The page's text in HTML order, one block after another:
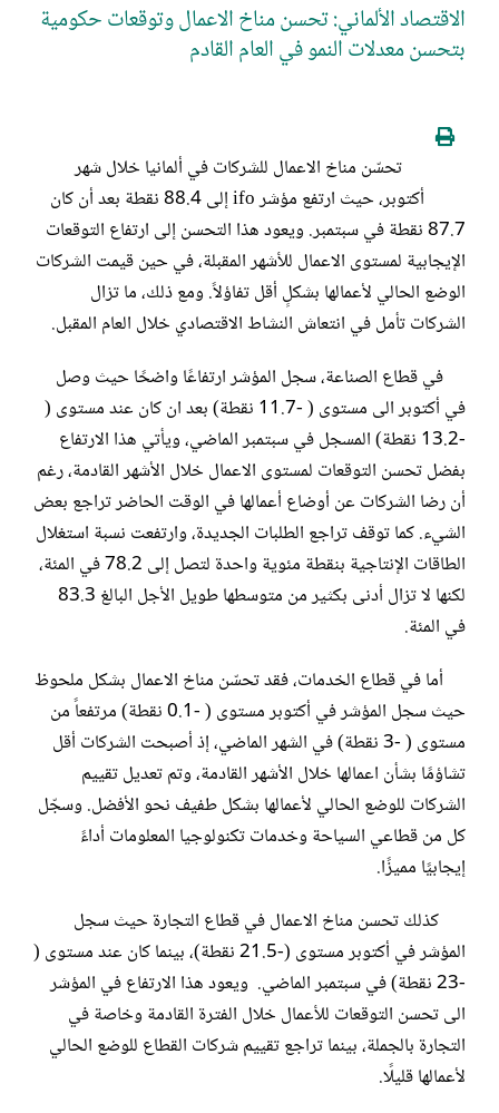
الاقتصاد الألماني: تحسن مناخ الاعمال وتوقعات حكومية
بتحسن معدلات النمو في العام القادم
تحسّن مناخ الاعمال للشركات في ألمانيا خلال شهر
أكتوبر، حيث ارتفع مؤشر ifo إلى 88.4 نقطة بعد أن كان
87.7 نقطة في سبتمبر. ويعود هذا التحسن إلى ارتفاع التوقعات
الإيجابية لمستوى الاعمال للأشهر المقبلة، في حين قيمت الشركات
الوضع الحالي لأعمالها بشكلٍ أقل تفاؤلاً. ومع ذلك، ما تزال
الشركات تأمل في انتعاش النشاط الاقتصادي خلال العام المقبل.
في قطاع الصناعة، سجل المؤشر ارتفاعًا واضحًا حيث وصل
في أكتوبر الى مستوى ( -11.7 نقطة) بعد ان كان عند مستوى (
-13.2 نقطة) المسجل في سبتمبر الماضي، ويأتي هذا الارتفاع
بفضل تحسن التوقعات لمستوى الاعمال خلال الأشهر القادمة، رغم
أن رضا الشركات عن أوضاع أعمالها في الوقت الحاضر تراجع بعض
الشيء. كما توقف تراجع الطلبات الجديدة، وارتفعت نسبة استغلال
الطاقات الإنتاجية بنقطة مئوية واحدة لتصل إلى 78.2 في المئة،
لكنها لا تزال أدنى بكثير من متوسطها طويل الأجل البالغ 83.3
في المئة.
أما في قطاع الخدمات، فقد تحسّن مناخ الاعمال بشكل ملحوظ
حيث سجل المؤشر في أكتوبر مستوى ( -0.1 نقطة) مرتفعاً من
مستوى ( -3 نقطة) في الشهر الماضي، إذ أصبحت الشركات أقل
تشاؤمًا بشأن اعمالها خلال الأشهر القادمة، وتم تعديل تقييم
الشركات للوضع الحالي لأعمالها بشكل طفيف نحو الأفضل. وسجّل
كل من قطاعي السياحة وخدمات تكنولوجيا المعلومات أداءً
إيجابيًا مميزًا.
كذلك تحسن مناخ الاعمال في قطاع التجارة حيث سجل
المؤشر في أكتوبر مستوى (-21.5 نقطة)، بينما كان عند مستوى (
-23 نقطة) في سبتمبر الماضي. ويعود هذا الارتفاع في المؤشر
الى تحسن التوقعات للأعمال خلال الفترة القادمة وخاصة في
التجارة بالجملة، بينما تراجع تقييم شركات القطاع للوضع الحالي
لأعمالها قليلًا.